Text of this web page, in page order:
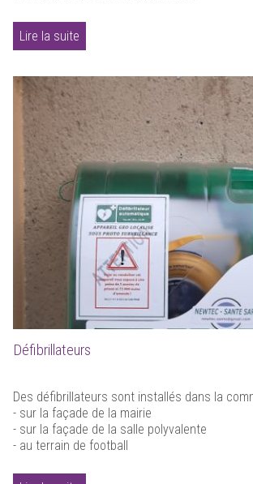
Lire la suite
Défibrillateurs
Des défibrillateurs sont installés dans la
- sur la façade de la mairie
- sur la façade de la salle polyvalente
- au terrain de football